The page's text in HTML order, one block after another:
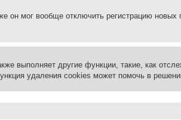
он мог вообще отключить регистрацию новых
выполняет другие функции, такие, как
удаления cookies может помочь в